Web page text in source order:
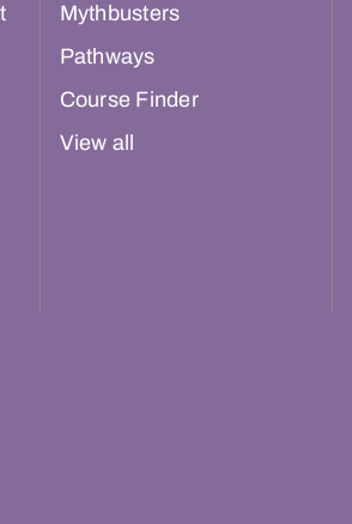
Mythbusters
Pathways
Course Finder
View all